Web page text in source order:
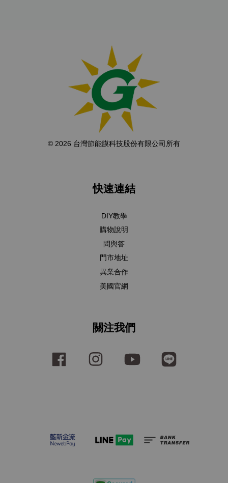
© 2026 台灣節能膜科技股份有限公司所有
快速連結
DIY教學
購物說明
問與答
門市地址
異業合作
美國官網
關注我們
Facebook Instagram YouTube